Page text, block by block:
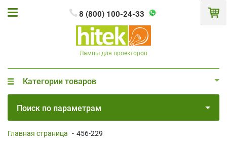
8 (800) 100-24-33
Лампы для проекторов
Категории товаров
Поиск по параметрам
Главная страница - 456-229